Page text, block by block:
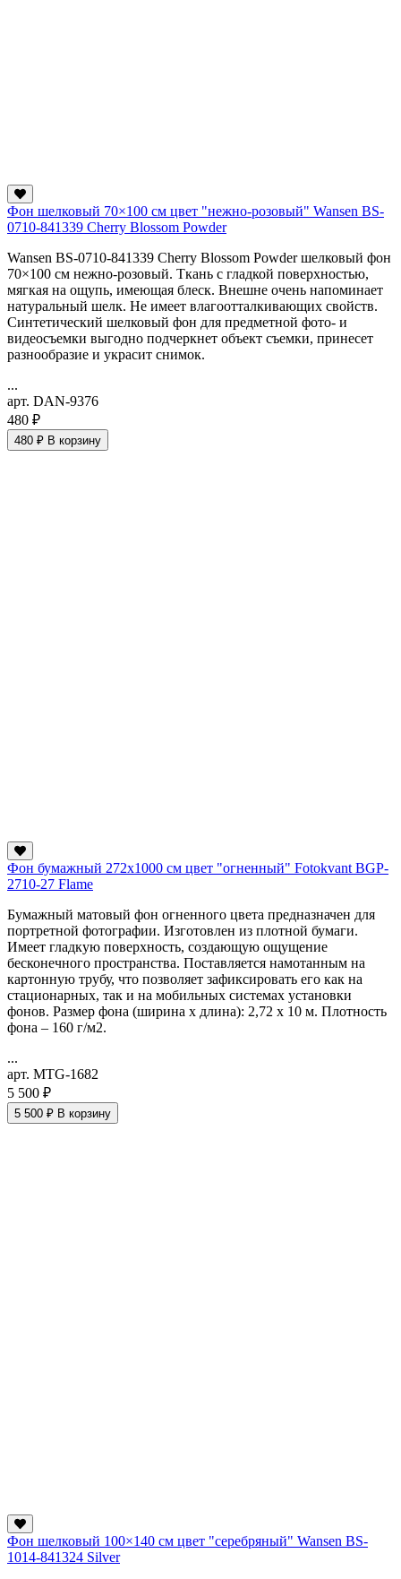
Фон шелковый 70×100 см цвет "нежно-розовый" Wansen BS-
0710-841339 Cherry Blossom Powder
Wansen BS-0710-841339 Cherry Blossom Powder шелковый фон
70×100 см нежно-розовый. Ткань с гладкой поверхностью,
мягкая на ощупь, имеющая блеск. Внешне очень напоминает
натуральный шелк. Не имеет влагоотталкивающих свойств.
Синтетический шелковый фон для предметной фото- и
видеосъемки выгодно подчеркнет объект съемки, принесет
разнообразие и украсит снимок.
...
арт. DAN-9376
480 ₽
480 ₽ В корзину
Фон бумажный 272х1000 см цвет "огненный" Fotokvant BGP-
2710-27 Flame
Бумажный матовый фон огненного цвета предназначен для
портретной фотографии. Изготовлен из плотной бумаги.
Имеет гладкую поверхность, создающую ощущение
бесконечного пространства. Поставляется намотанным на
картонную трубу, что позволяет зафиксировать его как на
стационарных, так и на мобильных системах установки
фонов. Размер фона (ширина х длина): 2,72 х 10 м. Плотность
фона – 160 г/м2.
...
арт. MTG-1682
5 500 ₽
5 500 ₽ В корзину
Фон шелковый 100×140 см цвет "серебряный" Wansen BS-
1014-841324 Silver